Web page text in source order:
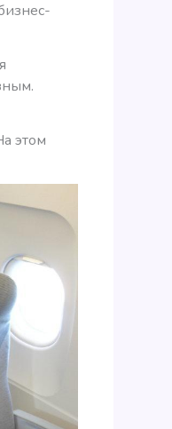
этом